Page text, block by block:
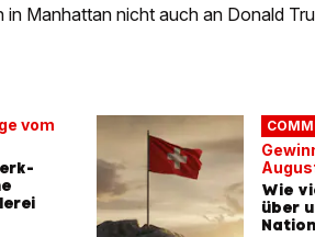
Manhattan nicht auch an Donald
vom
Wie
über